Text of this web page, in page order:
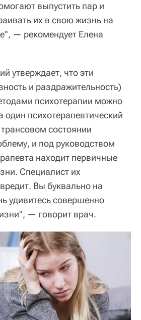
выпустить пар и
их в свою жизнь на
— рекомендует Елена
утверждает, что эти
и раздражительность)
психотерапии можно
один психотерапевтический
состоянии
и под руководством
находит первичные
Специалист их
Вы буквально на
удивитесь совершенно
— говорит врач.